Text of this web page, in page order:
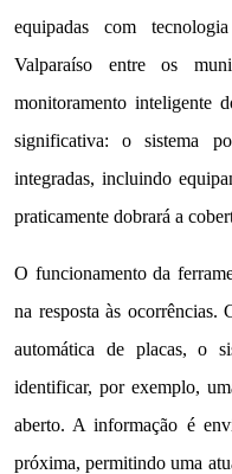
equipadas com
Valparaíso entre os
monitoramento inteligente
significativa: o sistema
integradas, incluindo
praticamente dobrará a
O funcionamento da
na resposta às ocorrências.
automática de placas, o
identificar, por exemplo,
aberto. A informação é
próxima, permitindo uma